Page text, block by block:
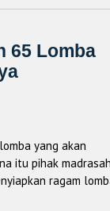
65 Lomba
yang akan
itu pihak
ragam